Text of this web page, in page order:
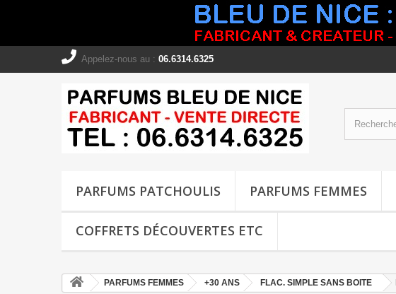
Appelez-nous au : 06.6314.6325
PARFUMS PATCHOULIS PARFUMS FEMMES
COFFRETS DÉCOUVERTES ETC
PARFUMS FEMMES +30 ANS FLAC. SIMPLE SANS BOITE